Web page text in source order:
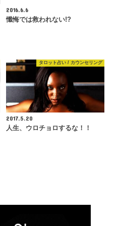
2016.6.6
懺悔では救われない!?
タロット占い / カウンセリング
2017.5.20
人生、ウロチョロするな！！